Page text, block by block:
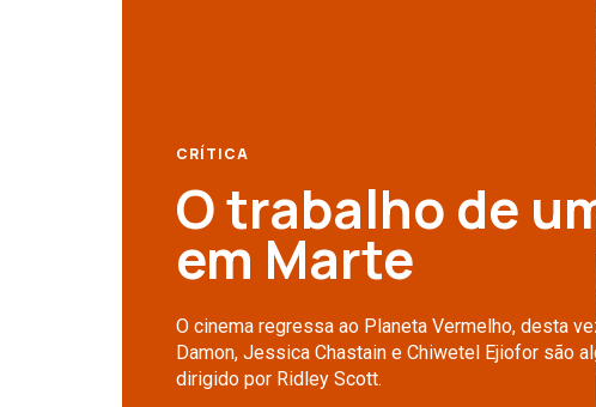
CRÍTICA
O trabalho de
em Marte
O cinema regressa ao Planeta Vermelho, desta
Damon, Jessica Chastain e Chiwetel Ejiofor são
dirigido por Ridley Scott.